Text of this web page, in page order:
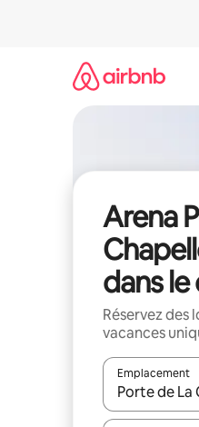
Arena
dans le
Réservez des
vacances
Emplacement
Quand les